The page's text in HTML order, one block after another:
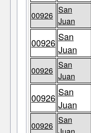
00926
San
Juan
00926 San
Juan
00926
San
Juan
00926 San
Juan
00926
San